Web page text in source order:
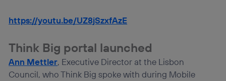
https://youtu.be/UZ8jSzxfAzE
Think Big portal launched
Ann Mettler, Executive Director at the Lisbon
Council, who Think Big spoke with during Mobile